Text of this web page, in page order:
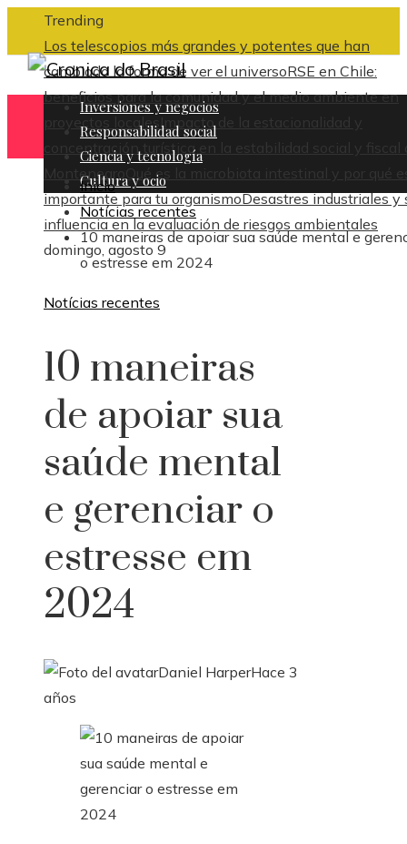
Trending
Los telescopios más grandes y potentes que han
cambiado la forma de ver el universoRSE en Chile:
beneficios para la comunidad y el medio ambiente en
proyectos locales Impacto de la estacionalidad y
concentración turística en la estabilidad social y fiscal
Montenegro
Qué es la microbiota intestinal y por qué
importante para tu organismoDesastres industriales y
influencia en la evaluación de riesgos ambientales
domingo, agosto 9
Inversiones y negocios
Responsabilidad social
Ciencia y tecnología
Cultura y ocio
Inicio
Notícias recentes
10 maneiras de apoiar sua saúde mental e
o estresse em 2024
Notícias recentes
10 maneiras
de apoiar sua
saúde mental
e gerenciar o
estresse em
2024
Daniel HarperHace 3
años